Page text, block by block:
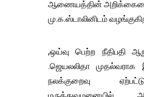
ஆணையத்தின்
மு.க.ஸ்டாலினிடம்
,ஒய்வு பெற்ற நீதிபதி
.ஜெயலலிதா முதல்வராக
நலக்குறைவு
மருத்துவமனையில்